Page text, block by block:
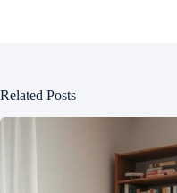
Related Posts